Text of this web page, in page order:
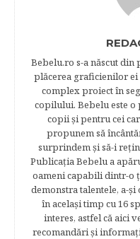
Bebelu.ro s-a născut din
plăcerea graficienilor ei
complex proiect în
copilului. Bebelu este
copii şi pentru cei
propunem să
surprindem şi să-i
Publicația Bebelu a
oameni capabili dintr-o
demonstra talentele, a-
în acelaşi timp cu 16
interes, astfel că aici
recomandări şi